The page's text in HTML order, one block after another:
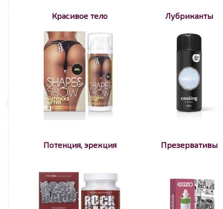
Красивое тело Лубриканты
Потенция, эрекция Презервативы